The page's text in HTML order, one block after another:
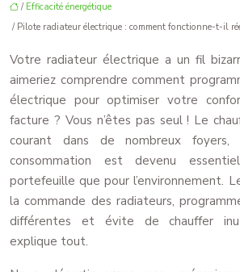
/ Efficacité énergétique
/ Pilote radiateur électrique : comment fonctionne-t-il
Votre radiateur électrique a un fil
aimeriez comprendre comment
électrique pour optimiser votre
facture ? Vous n’êtes pas seul ! Le
courant dans de nombreux
consommation est devenu
portefeuille que pour l’environnement.
la commande des radiateurs,
différentes et évite de chauffer
explique tout.